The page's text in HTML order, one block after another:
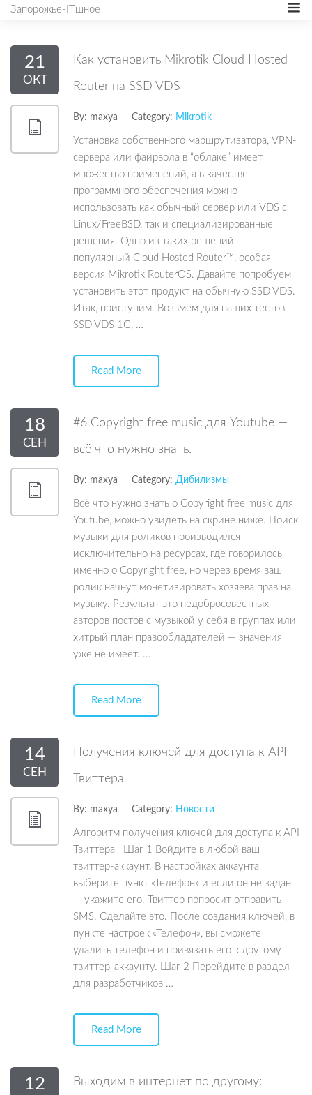
Запорожье-ITшное
21
ОКТ
Как установить Mikrotik Cloud Hosted
Router на SSD VDS
By: maxya Category: Mikrotik
Установка собственного маршрутизатора, VPN-
сервера или файрвола в “облаке” имеет
множество применений, а в качестве
программного обеспечения можно
использовать как обычный сервер или VDS с
Linux/FreeBSD, так и специализированные
решения. Одно из таких решений –
популярный Cloud Hosted Router™, особая
версия Mikrotik RouterOS. Давайте попробуем
установить этот продукт на обычную SSD VDS.
Итак, приступим. Возьмем для наших тестов
SSD VDS 1G, …
Read More
18
СЕН
#6 Copyright free music для Youtube —
всё что нужно знать.
By: maxya Category: Дибилизмы
Всё что нужно знать о Copyright free music для
Youtube, можно увидеть на скрине ниже. Поиск
музыки для роликов производился
исключительно на ресурсах, где говорилось
именно о Copyright free, но через время ваш
ролик начнут монетизировать хозяева прав на
музыку. Результат это недобросовестных
авторов постов с музыкой у себя в группах или
хитрый план правообладателей — значения
уже не имеет. …
Read More
14
СЕН
Получения ключей для доступа к API
Твиттера
By: maxya Category: Новости
Алгоритм получения ключей для доступа к API
Твиттера Шаг 1 Войдите в любой ваш
твиттер-аккаунт. В настройках аккаунта
выберите пункт «Телефон» и если он не задан
— укажите его. Твиттер попросит отправить
SMS. Сделайте это. После создания ключей, в
пункте настроек «Телефон», вы сможете
удалить телефон и привязать его к другому
твиттер-аккаунту. Шаг 2 Перейдите в раздел
для разработчиков …
Read More
12 Выходим в интернет по другому: